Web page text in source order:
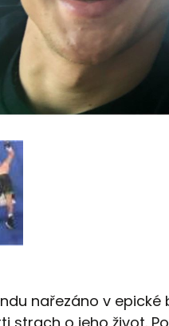
nařezáno v epické